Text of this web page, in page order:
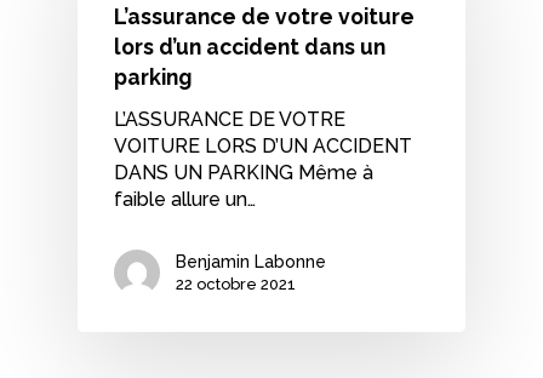
L’assurance de votre voiture
lors d’un accident dans un
parking
L’ASSURANCE DE VOTRE
VOITURE LORS D’UN ACCIDENT
DANS UN PARKING Même à
faible allure un…
Benjamin Labonne
22 octobre 2021